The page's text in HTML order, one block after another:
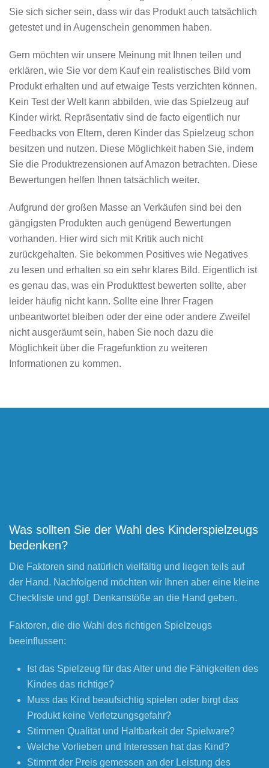
Sie sich sicher sein, dass wir das Produkt auch tatsächlich
getestet und in Augenschein genommen haben.
Gern möchten wir unsere Meinung mit Ihnen teilen und
erklären, wie Sie vor dem Kauf ein realistisches Bild vom
Produkt erhalten und auf etwaige Tests verzichten können.
Kein Test der Welt kann abbilden, wie das Spielzeug auf
Kinder wirkt. Repräsentativ sind de facto eigentlich nur
Feedbacks von Eltern, deren Kinder das Spielzeug schon
besitzen und nutzen. Diese Möglichkeit haben Sie, indem
Sie die Produktrezensionen auf Amazon betrachten. Diese
Bewertungen helfen Ihnen tatsächlich weiter.
Aufgrund der großen Masse an Verkäufen sind bei den
gängigsten Produkten auch genügend Bewertungen
vorhanden. Hier wird sich mit Kritik auch nicht
zurückgehalten. Sie bekommen Positives wie Negatives
zu lesen und erhalten so ein sehr klares Bild. Eigentlich ist
es genau das, was ein Produkttest bewerten sollte, aber
leider häufig nicht kann. Sollte eine Ihrer Fragen
unbeantwortet bleiben oder der eine oder andere Zweifel
nicht ausgeräumt sein, haben Sie noch dazu die
Möglichkeit über die Fragefunktion zu weiteren
Informationen zu kommen.
Was sollten Sie der Wahl des Kinderspielzeugs
bedenken?
Die Faktoren sind natürlich vielfältig und liegen teils auf
der Hand. Nachfolgend möchten wir Ihnen aber eine kleine
Checkliste und ggf. Denkanstöße an die Hand geben.
Faktoren, die die Wahl des richtigen Spielzeugs
beeinflussen:
Ist das Spielzeug für das Alter und die Fähigkeiten des
Kindes das richtige?
Muss das Kind beaufsichtig spielen oder birgt das
Produkt keine Verletzungsgefahr?
Stimmen Qualität und Haltbarkeit der Spielware?
Welche Vorlieben und Interessen hat das Kind?
Stimmt der Preis gemessen an der Leistung des